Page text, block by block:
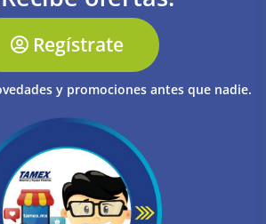
Regístrate
y promociones antes que nadie.